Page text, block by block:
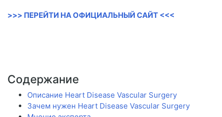
>>> ПЕРЕЙТИ НА ОФИЦИАЛЬНЫЙ САЙТ <<<
Содержание
Описание Heart Disease Vascular Surgery
Зачем нужен Heart Disease Vascular Surgery